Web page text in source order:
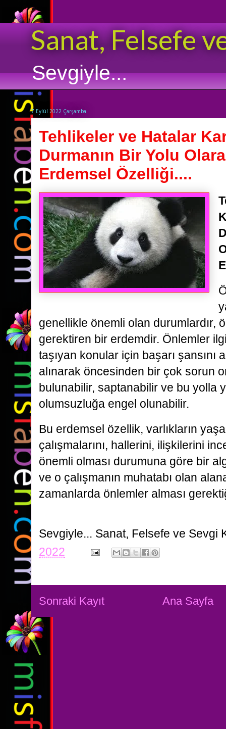
Sanat, Felsefe
Sevgiyle...
7 Eylül 2022 Çarşamba
Tehlikeler ve Hatalar
Durmanın Bir Yolu
Erdemsel Özelliği....
genellikle önemli olan durumlardır,
gerektiren bir erdemdir. Önlemler
taşıyan konular için başarı şansını
alınarak öncesinden bir çok sorun
bulunabilir, saptanabilir ve bu yolla
olumsuzluğa engel olunabilir.
Bu erdemsel özellik, varlıkların
çalışmalarını, hallerini, ilişkilerini
önemli olması durumuna göre bir
ve o çalışmanın muhatabı olan
zamanlarda önlemler alması
Sevgiyle... Sanat, Felsefe ve Sevgi
2022
Sonraki Kayıt Ana Sayfa